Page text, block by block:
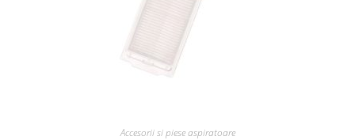
Accesorii si piese aspiratoare